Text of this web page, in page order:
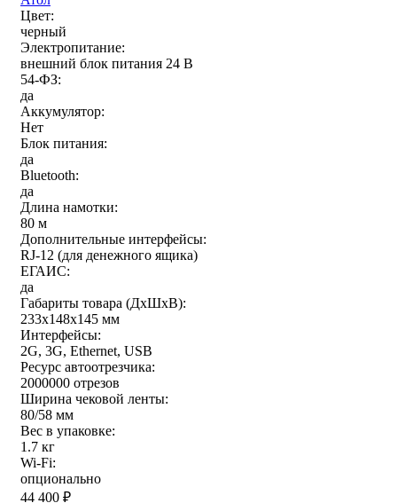
Цвет:
черный
Электропитание:
внешний блок питания 24 В
54-ФЗ:
да
Аккумулятор:
Нет
Блок питания:
да
Bluetooth:
да
Длина намотки:
80 м
Дополнительные интерфейсы:
RJ-12 (для денежного ящика)
ЕГАИС:
да
Габариты товара (ДxШxВ):
233х148х145 мм
Интерфейсы:
2G, 3G, Ethernet, USB
Ресурс автоотрезчика:
2000000 отрезов
Ширина чековой ленты:
80/58 мм
Вес в упаковке:
1.7 кг
Wi-Fi:
опционально
44 400 ₽